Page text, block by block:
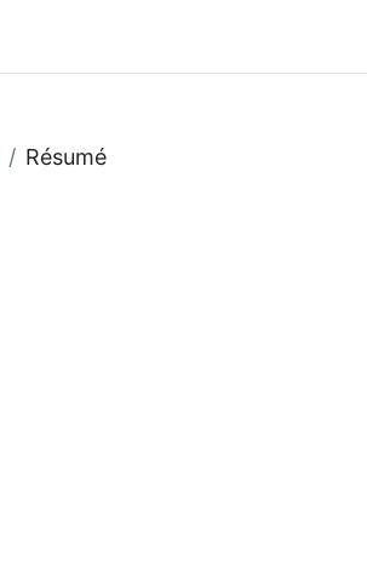
Résumé